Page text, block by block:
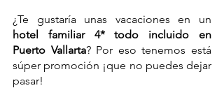
hotel familiar 4* todo incluido en
Puerto Vallarta? Por eso tenemos está
súper promoción ¡que no puedes dejar
pasar!